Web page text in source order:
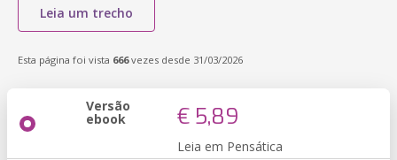
Leia um trecho
Esta página foi vista 666vezes desde 31/03/2026
Versão
ebook € 5,89
Leia em Pensática